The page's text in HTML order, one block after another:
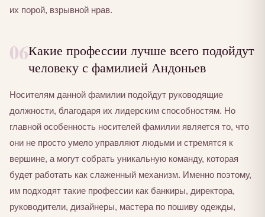
их порой, взрывной нрав.
06Какие профессии лучше всего подойдут
человеку с фамилией Андоньев
Носителям данной фамилии подойдут руководящие
должности, благодаря их лидерским способностям. Но
главной особенность носителей фамилии является то, что
они не просто умело управляют людьми и стремятся к
вершине, а могут собрать уникальную команду, которая
будет работать как слаженный механизм. Именно поэтому,
им подходят такие профессии как банкиры, директора,
руководители, дизайнеры, мастера по пошиву одежды,